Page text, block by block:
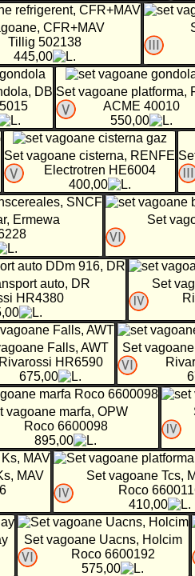
CFR+MAV
Tillig 502138
445,00
DB Set vagoane platforma,
ACME 40010
550,00
Set vagoane cisterna, RENFE
Electrotren HE6004
400,00
Ermewa
Set
auto, DR
HR4380
Set
Falls, AWT
Rivarossi HR6590
675,00
Set
vagoane marfa, OPW
Roco 6600098
895,00
MAV
Set vagoane Tcs,
Roco
410,00
Set vagoane Uacns, Holcim
Roco 6600192
575,00